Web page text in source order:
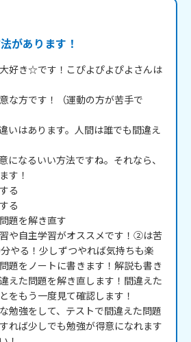
があります！
好き☆です！こぴよぴよぴよさんは
な方です！（運動の方が苦手で
いはあります。人間は誰でも間違え
になるいい方法ですね。それなら、
す！
る
る
題を解き直す
や自主学習がオススメです！②は苦
やる！少しずつやれば気持ちも楽
をノートに書きます！解説も書き
えた問題を解き直します！間違えた
をもう一度見て確認します！
勉強をして、テストで間違えた問題
れば少しでも勉強が得意になれます